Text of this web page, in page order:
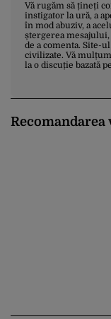
Vă rugăm să țineți
instigator la ură, a
în mod abuziv, a
ștergerea
de a comenta. Site-
civilizate. Vă
la o discuție bazată
Recomandarea